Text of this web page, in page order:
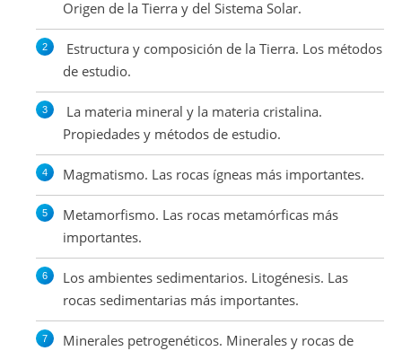
Origen de la Tierra y del Sistema Solar.
Estructura y composición de la Tierra. Los métodos
de estudio.
La materia mineral y la materia cristalina.
Propiedades y métodos de estudio.
Magmatismo. Las rocas ígneas más importantes.
Metamorfismo. Las rocas metamórficas más
importantes.
Los ambientes sedimentarios. Litogénesis. Las
rocas sedimentarias más importantes.
Minerales petrogenéticos. Minerales y rocas de